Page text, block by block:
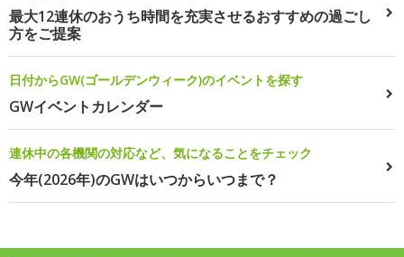
最大12連休のおうち時間を充実させるおすすめの過ごし
方をご提案
日付からGW(ゴールデンウィーク)のイベントを探す
GWイベントカレンダー
連休中の各機関の対応など、気になることをチェック
今年(2026年)のGWはいつからいつまで？